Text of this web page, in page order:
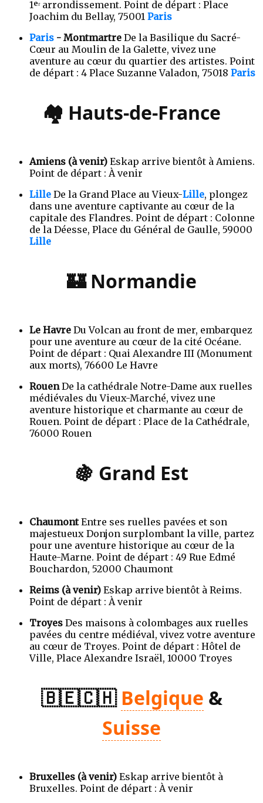
1ᵉʳ arrondissement. Point de départ : Place
Joachim du Bellay, 75001 Paris
Paris - Montmartre De la Basilique du Sacré-
Cœur au Moulin de la Galette, vivez une
aventure au cœur du quartier des artistes. Point
de départ : 4 Place Suzanne Valadon, 75018 Paris
🏘️ Hauts-de-France
Amiens (à venir) Eskap arrive bientôt à Amiens.
Point de départ : À venir
Lille De la Grand Place au Vieux-Lille, plongez
dans une aventure captivante au cœur de la
capitale des Flandres. Point de départ : Colonne
de la Déesse, Place du Général de Gaulle, 59000
Lille
🏰 Normandie
Le Havre Du Volcan au front de mer, embarquez
pour une aventure au cœur de la cité Océane.
Point de départ : Quai Alexandre III (Monument
aux morts), 76600 Le Havre
RouenDe la cathédrale Notre-Dame aux ruelles
médiévales du Vieux-Marché, vivez une
aventure historique et charmante au cœur de
Rouen. Point de départ : Place de la Cathédrale,
76000 Rouen
🍇 Grand Est
ChaumontEntre ses ruelles pavées et son
majestueux Donjon surplombant la ville, partez
pour une aventure historique au cœur de la
Haute-Marne. Point de départ : 49 Rue Edmé
Bouchardon, 52000 Chaumont
Reims (à venir) Eskap arrive bientôt à Reims.
Point de départ : À venir
Troyes Des maisons à colombages aux ruelles
pavées du centre médiéval, vivez votre aventure
au cœur de Troyes. Point de départ : Hôtel de
Ville, Place Alexandre Israël, 10000 Troyes
🇧🇪🇨🇭Belgique &
Suisse
Bruxelles (à venir) Eskap arrive bientôt à
Bruxelles. Point de départ : À venir